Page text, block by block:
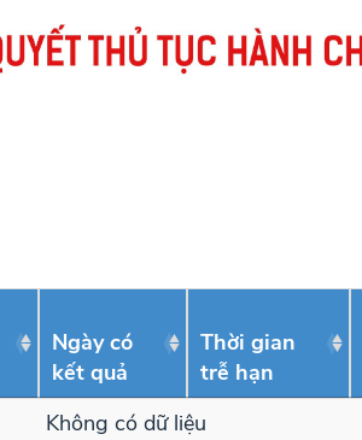
Ngày có
kết quả
Thời gian
trễ hạn
Không có dữ liệu